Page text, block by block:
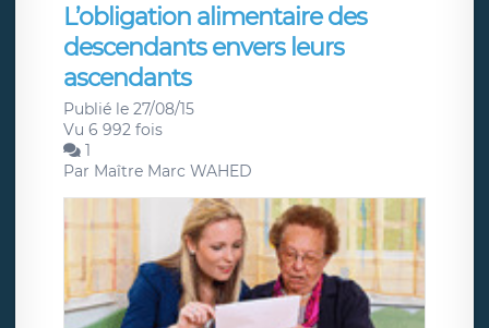
L’obligation alimentaire des
descendants envers leurs
ascendants
Publié le 27/08/15
Vu 6 992 fois
1
Par Maître Marc WAHED